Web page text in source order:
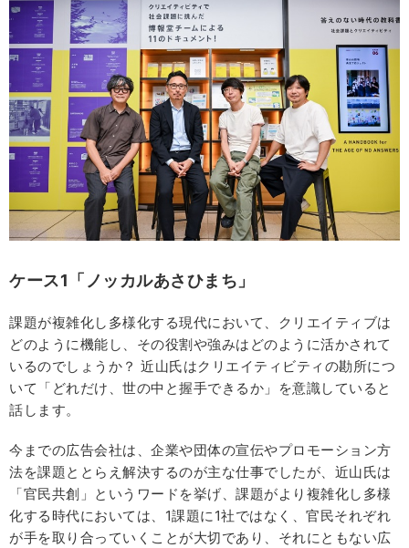
ケース1「ノッカルあさひまち」
課題が複雑化し多様化する現代において、クリエイティブは
どのように機能し、その役割や強みはどのように活かされて
いるのでしょうか？ 近山氏はクリエイティビティの勘所につ
いて「どれだけ、世の中と握手できるか」を意識していると
話します。
今までの広告会社は、企業や団体の宣伝やプロモーション方
法を課題ととらえ解決するのが主な仕事でしたが、近山氏は
「官民共創」というワードを挙げ、課題がより複雑化し多様
化する時代においては、1課題に1社ではなく、官民それぞれ
が手を取り合っていくことが大切であり、それにともない広